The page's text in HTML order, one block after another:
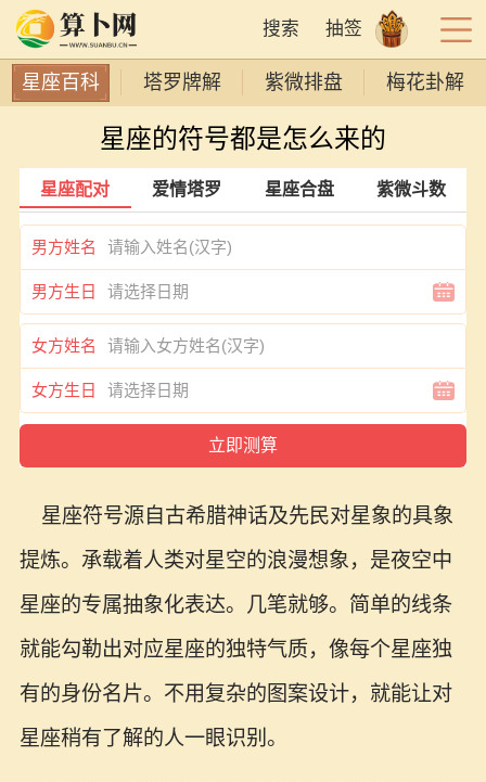
搜索 抽签
星座百科 塔罗牌解 紫微排盘 梅花卦解
星座的符号都是怎么来的
星座配对 爱情塔罗 星座合盘 紫微斗数
男方姓名
男方生日
女方姓名
女方生日
星座符号源自古希腊神话及先民对星象的具象
提炼。承载着人类对星空的浪漫想象，是夜空中
星座的专属抽象化表达。几笔就够。简单的线条
就能勾勒出对应星座的独特气质，像每个星座独
有的身份名片。不用复杂的图案设计，就能让对
星座稍有了解的人一眼识别。